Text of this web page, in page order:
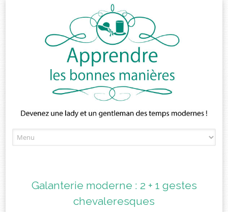
to
Galanterie moderne : 2 + 1 gestes
chevaleresques